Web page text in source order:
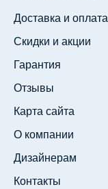
Доставка и оплата
Скидки и акции
Гарантия
Отзывы
Карта сайта
О компании
Дизайнерам
Контакты